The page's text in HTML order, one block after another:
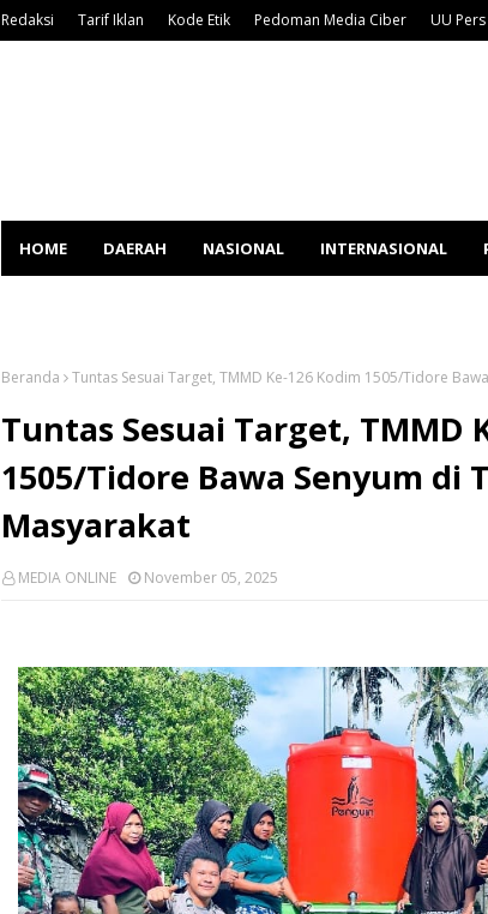
Redaksi Tarif Iklan Kode Etik Pedoman Media Ciber UU
HOME DAERAH NASIONAL INTERNASIONAL
Beranda Tuntas Sesuai Target, TMMD Ke-126 Kodim 1505/Tidore
Tuntas Sesuai Target, TMMD
1505/Tidore Bawa Senyum di
Masyarakat
MEDIA ONLINE November 05, 2025